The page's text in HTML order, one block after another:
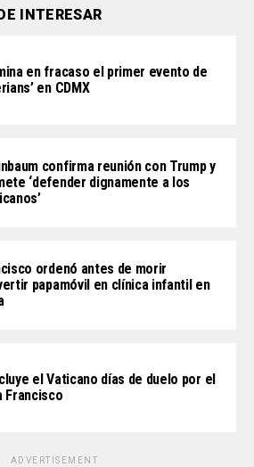
INTERESAR
en fracaso el primer evento de
en CDMX
confirma reunión con Trump y
‘defender dignamente a los
ordenó antes de morir
papamóvil en clínica infantil en
el Vaticano días de duelo por el
Francisco
ADVERTISEMENT